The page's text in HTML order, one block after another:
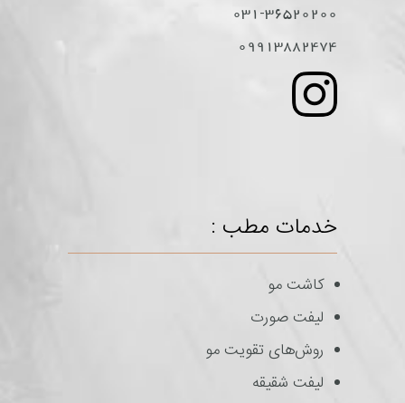
031-36520200
09913882474
خدمات مطب :
کاشت مو
لیفت صورت
روش‌های تقویت مو
لیفت شقیقه